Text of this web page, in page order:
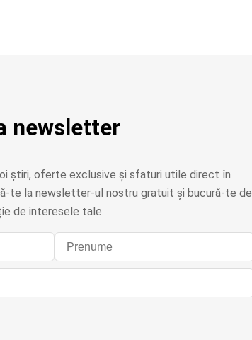
newsletter
știri, oferte exclusive și sfaturi utile direct în
te la newsletter-ul nostru gratuit și bucură-te de
de interesele tale.